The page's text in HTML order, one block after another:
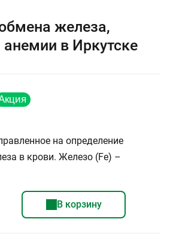
железа,
анемии в Иркутске
на определение
в крови. Железо (Fe) –
В корзину